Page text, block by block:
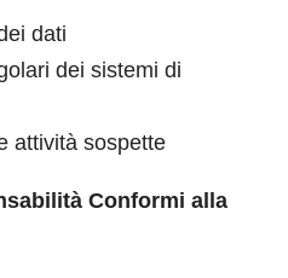
dati
dei sistemi di
attività sospette
Conformi alla